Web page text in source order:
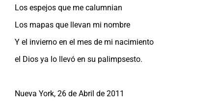
Los espejos que me calumnian
Los mapas que llevan mi nombre
Y el invierno en el mes de mi nacimiento
el Dios ya lo llevó en su palimpsesto.
Nueva York, 26 de Abril de 2011